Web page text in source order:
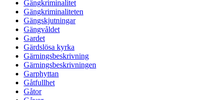
Gängkriminalitet
Gängkriminaliteten
Gängskjutningar
Gängvåldet
Gardet
Gärdslösa kyrka
Gärningsbeskrivning
Gärningsbeskrivningen
Garphyttan
Gåtfullhet
Gåtor